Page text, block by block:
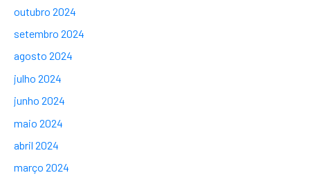
outubro 2024
setembro 2024
agosto 2024
julho 2024
junho 2024
maio 2024
abril 2024
março 2024